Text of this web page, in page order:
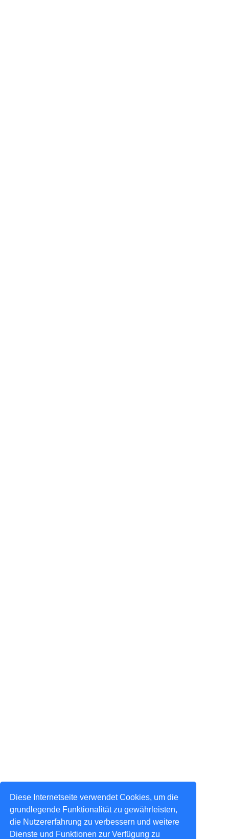
Diese Internetseite verwendet Cookies, um die
grundlegende Funktionalität zu gewährleisten,
die Nutzererfahrung zu verbessern und weitere
Dienste und Funktionen zur Verfügung zu